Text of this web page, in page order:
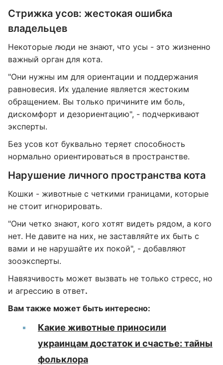
Стрижка усов: жестокая ошибка
владельцев
Некоторые люди не знают, что усы - это жизненно
важный орган для кота.
"Они нужны им для ориентации и поддержания
равновесия. Их удаление является жестоким
обращением. Вы только причините им боль,
дискомфорт и дезориентацию", - подчеркивают
эксперты.
Без усов кот буквально теряет способность
нормально ориентироваться в пространстве.
Нарушение личного пространства кота
Кошки - животные с четкими границами, которые
не стоит игнорировать.
"Они четко знают, кого хотят видеть рядом, а кого
нет. Не давите на них, не заставляйте их быть с
вами и не нарушайте их покой", - добавляют
зооэксперты.
Навязчивость может вызвать не только стресс, но
и агрессию в ответ.
Вам также может быть интересно:
Какие животные приносили
украинцам достаток и счастье: тайны
фольклора